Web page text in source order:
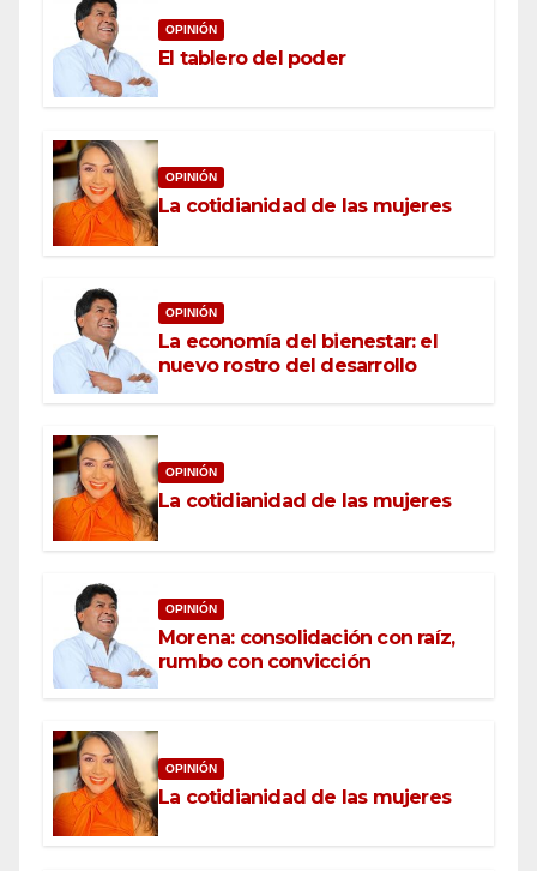
OPINIÓN
El tablero del poder
OPINIÓN
La cotidianidad de las mujeres
OPINIÓN
La economía del bienestar: el
nuevo rostro del desarrollo
OPINIÓN
La cotidianidad de las mujeres
OPINIÓN
Morena: consolidación con raíz,
rumbo con convicción
OPINIÓN
La cotidianidad de las mujeres